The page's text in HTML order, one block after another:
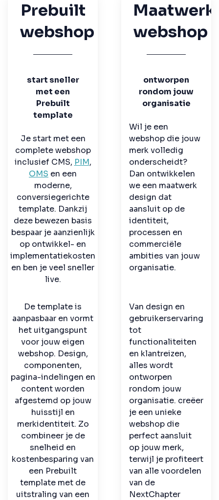
Prebuilt
webshop
start sneller
met een
Prebuilt
template
Je start met een
complete webshop
inclusief CMS, PIM,
OMS en een
moderne,
conversiegerichte
template. Dankzij
deze bewezen basis
bespaar je aanzienlijk
op ontwikkel- en
implementatiekosten
en ben je veel sneller
live.
De template is
aanpasbaar en vormt
het uitgangspunt
voor jouw eigen
webshop. Design,
componenten,
pagina-indelingen en
content worden
afgestemd op jouw
huisstijl en
merkidentiteit. Zo
combineer je de
snelheid en
kostenbesparing van
een Prebuilt
template met de
uitstraling van een
Maatwerk
webshop
ontworpen
rondom jouw
organisatie
Wil je een
webshop die jouw
merk volledig
onderscheidt?
Dan ontwikkelen
we een maatwerk
design dat
aansluit op de
identiteit,
processen en
commerciële
ambities van jouw
organisatie.
Van design en
gebruikerservaring
tot
functionaliteiten
en klantreizen,
alles wordt
ontworpen
rondom jouw
organisatie. creëer
je een unieke
webshop die
perfect aansluit
op jouw merk,
terwijl je profiteert
van alle voordelen
van de
NextChapter